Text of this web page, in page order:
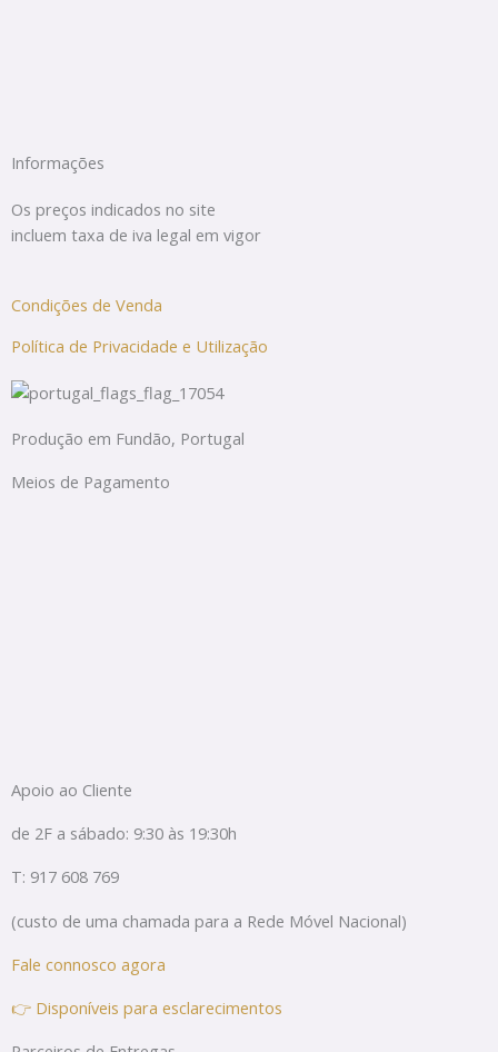
Informações
Os preços indicados no site
incluem taxa de iva legal em vigor
Condições de Venda
Política de Privacidade e Utilização
Produção em Fundão, Portugal
Meios de Pagamento
Apoio ao Cliente
de 2F a sábado: 9:30 às 19:30h
T: 917 608 769
(custo de uma chamada para a Rede Móvel Nacional)
Fale connosco agora
👉 Disponíveis para esclarecimentos